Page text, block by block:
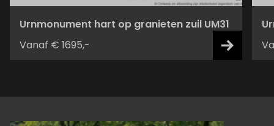
Urnmonument hart op granieten zuil UM31
Vanaf € 1695,-